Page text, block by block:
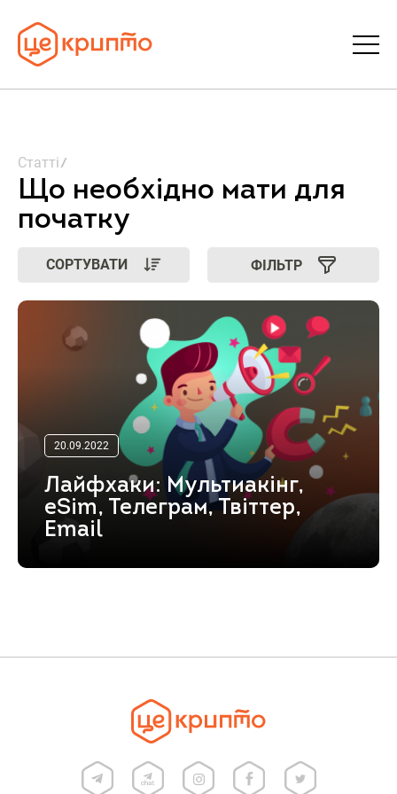
Про ЦеКрипто
Увійти | Реєстрація
Статті
Що необхідно мати для
початку
СОРТУВАТИ ФІЛЬТР
20.09.2022
Лайфхаки: Мультиакінг,
eSim, Телеграм, Твіттер,
Email